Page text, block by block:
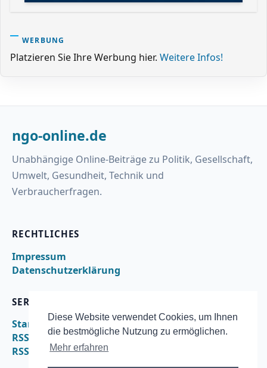
Diese Website verwendet Cookies, um Ihnen
die bestmögliche Nutzung zu ermöglichen.
Mehr erfahren
WERBUNG
Platzieren Sie Ihre Werbung hier. Weitere Infos!
ngo-online.de
Unabhängige Online-Beiträge zu Politik, Gesellschaft,
Umwelt, Gesundheit, Technik und
Verbraucherfragen.
RECHTLICHES
Impressum
Datenschutzerklärung
SERVICE
Startseite
RSS
RSS – geld